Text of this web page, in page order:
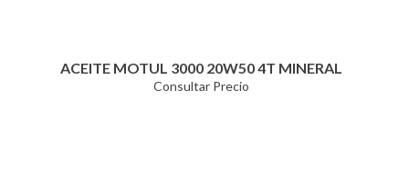
ACEITE MOTUL 3000 20W50 4T MINERAL
Consultar Precio